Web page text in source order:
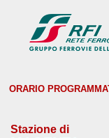
ORARIO
Stazione di